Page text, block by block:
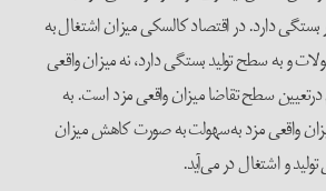
دارد. در اقتصاد کالسکی میزان اشتغال به
و به سطح تولید بستگی دارد، نه میزان واقعی
سطح تقاضا میزان واقعی مزد است. به
واقعی مزد به‌سهولت به صورت کاهش میزان
و اشتغال در می‌آید.